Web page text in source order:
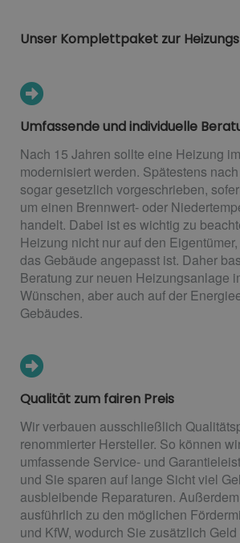
Unser Komplettpaket zur
Umfassende und individuelle
Nach 15 Jahren sollte eine Heizung
modernisiert werden. Spätestens
sogar gesetzlich vorgeschrieben,
um einen Brennwert- oder
handelt. Dabei ist es wichtig zu
Heizung nicht nur auf den
das Gebäude angepasst ist. Daher
Beratung zur neuen Heizungsanlage
Wünschen, aber auch auf der
Gebäudes.
Qualität zum fairen Preis
Wir verbauen ausschließlich
renommierter Hersteller. So können
umfassende Service- und
und Sie sparen auf lange Sicht viel
ausbleibende Reparaturen.
ausführlich zu den möglichen
und KfW, wodurch Sie zusätzlich